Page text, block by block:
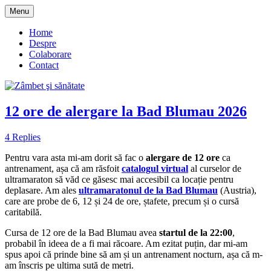
Skip
to
content
Zâmbet şi sănătate
Menu
Home
Despre
Colaborare
Contact
12 ore de alergare la Bad Blumau 2026
4 Replies
Pentru vara asta mi-am dorit să fac o alergare de 12 ore ca
antrenament, așa că am răsfoit catalogul virtual al curselor de
ultramaraton să văd ce găsesc mai accesibil ca locație pentru
deplasare. Am ales ultramaratonul de la Bad Blumau (Austria),
care are probe de 6, 12 și 24 de ore, ștafete, precum și o cursă
caritabilă.
Cursa de 12 ore de la Bad Blumau avea startul de la 22:00,
probabil în ideea de a fi mai răcoare. Am ezitat puțin, dar mi-am
spus apoi că prinde bine să am și un antrenament nocturn, așa că m-
am înscris pe ultima sută de metri.